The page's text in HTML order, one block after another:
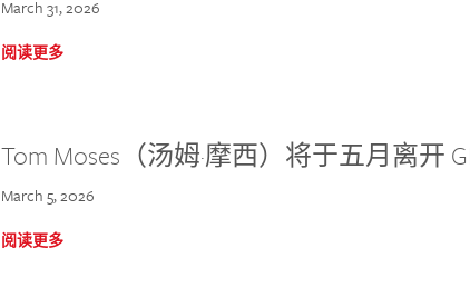
March 31, 2026
阅读更多
Tom Moses（汤姆·摩西）将于五月离开
March 5, 2026
阅读更多